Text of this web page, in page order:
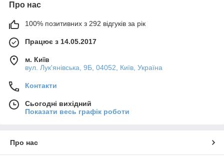
Про нас
100% позитивних з 292 відгуків за рік
Працює з 14.05.2017
м. Київ
вул. Лук'янівська, 9Б, 04052, Київ, Україна
Контакти
Сьогодні вихідний
Показати весь графік роботи
Про нас